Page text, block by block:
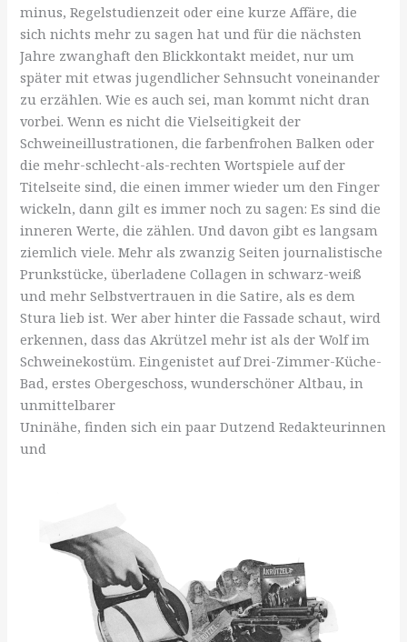
minus, Regelstudienzeit oder eine kurze Affäre, die
sich nichts mehr zu sagen hat und für die nächsten
Jahre zwanghaft den Blickkontakt meidet, nur um
später mit etwas jugendlicher Sehnsucht voneinander
zu erzählen. Wie es auch sei, man kommt nicht dran
vorbei. Wenn es nicht die Vielseitigkeit der
Schweineillustrationen, die farbenfrohen Balken oder
die mehr-schlecht-als-rechten Wortspiele auf der
Titelseite sind, die einen immer wieder um den Finger
wickeln, dann gilt es immer noch zu sagen: Es sind die
inneren Werte, die zählen. Und davon gibt es langsam
ziemlich viele. Mehr als zwanzig Seiten journalistische
Prunkstücke, überladene Collagen in schwarz-weiß
und mehr Selbstvertrauen in die Satire, als es dem
Stura lieb ist. Wer aber hinter die Fassade schaut, wird
erkennen, dass das Akrützel mehr ist als der Wolf im
Schweinekostüm. Eingenistet auf Drei-Zimmer-Küche-
Bad, erstes Obergeschoss, wunderschöner Altbau, in
unmittelbarer
Uninähe, finden sich ein paar Dutzend Redakteurinnen
und